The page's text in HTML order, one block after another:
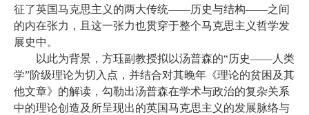
征了英国马克思主义的两大传统——历史与结构——之间
的内在张力，且这一张力也贯穿于整个马克思主义哲学发
展史中。
以此为背景，方珏副教授拟以汤普森的“历史——人类
学”阶级理论为切入点，并结合对其晚年《理论的贫困及其
他文章》的解读，勾勒出汤普森在学术与政治的复杂关系
中的理论创造及所呈现出的英国马克思主义的发展脉络与